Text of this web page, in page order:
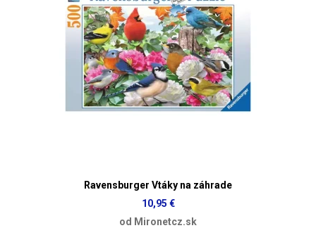
Ravensburger Vtáky na záhrade
10,95 €
od Mironetcz.sk